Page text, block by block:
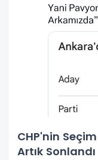
CHP'nin
Artık Sonlandı